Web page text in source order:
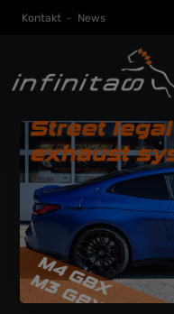
Kontakt - News